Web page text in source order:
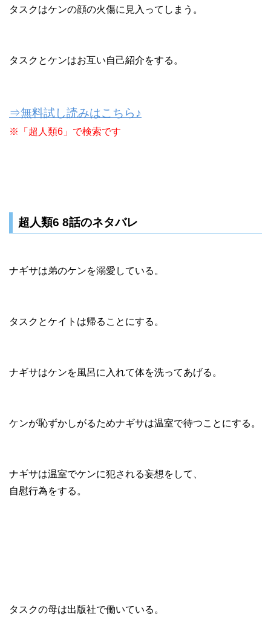
タスクはケンの顔の火傷に見入ってしまう。
タスクとケンはお互い自己紹介をする。
⇒無料試し読みはこちら♪
※「超人類6」で検索です
超人類6 8話のネタバレ
ナギサは弟のケンを溺愛している。
タスクとケイトは帰ることにする。
ナギサはケンを風呂に入れて体を洗ってあげる。
ケンが恥ずかしがるためナギサは温室で待つことにする。
ナギサは温室でケンに犯される妄想をして、
自慰行為をする。
タスクの母は出版社で働いている。